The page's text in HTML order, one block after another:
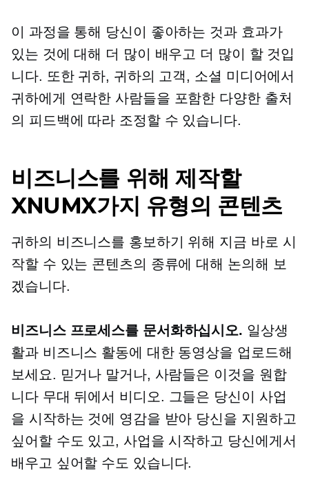
이 과정을 통해 당신이 좋아하는 것과 효과가
있는 것에 대해 더 많이 배우고 더 많이 할 것입
니다. 또한 귀하, 귀하의 고객, 소셜 미디어에서
귀하에게 연락한 사람들을 포함한 다양한 출처
의 피드백에 따라 조정할 수 있습니다.
비즈니스를 위해 제작할
XNUMX가지 유형의 콘텐츠
귀하의 비즈니스를 홍보하기 위해 지금 바로 시
작할 수 있는 콘텐츠의 종류에 대해 논의해 보
겠습니다.
비즈니스 프로세스를 문서화하십시오. 일상생
활과 비즈니스 활동에 대한 동영상을 업로드해
보세요. 믿거나 말거나, 사람들은 이것을 원합
니다 무대 뒤에서 비디오. 그들은 당신이 사업
을 시작하는 것에 영감을 받아 당신을 지원하고
싶어할 수도 있고, 사업을 시작하고 당신에게서
배우고 싶어할 수도 있습니다.